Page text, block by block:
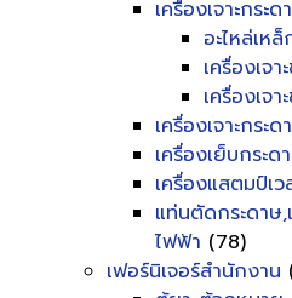
เครื่องเจาะกระ
อะไหล่เหล็
เครื่องเจา
เครื่องเจ
เครื่องเจาะกระ
เครื่องเย็บกระด
เครื่องแสตมป์เ
แท่นตัดกระดา
ไฟฟ้า (78)
เฟอร์นิเจอร์สำนักงาน